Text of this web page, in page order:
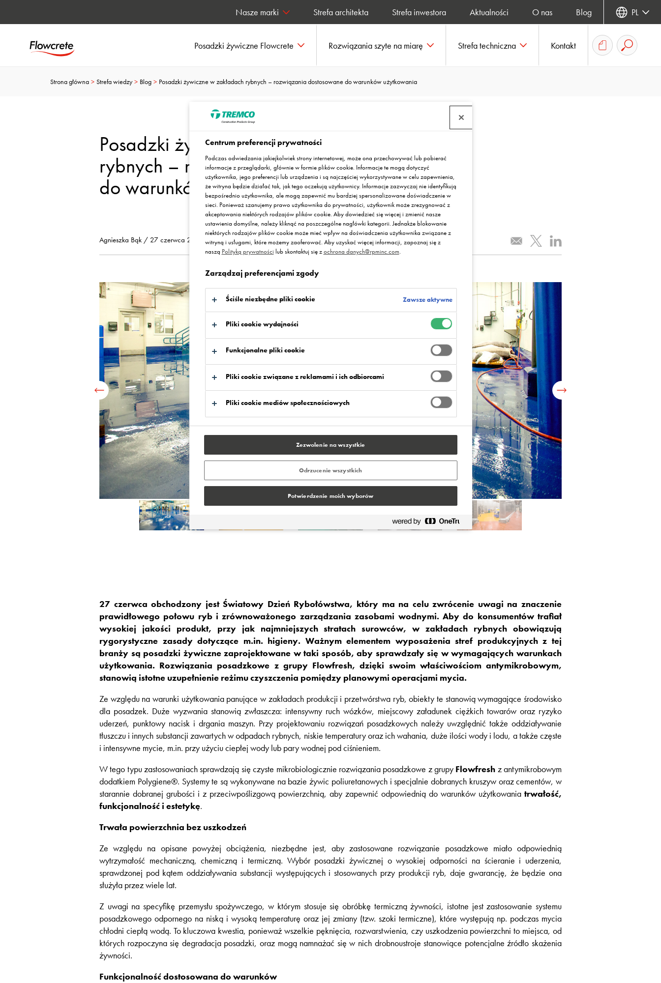
Posadzki żywiczne Flowcrete Rozwiązania szyte na miarę Strefa techniczna Kontakt
Strefa architekta Strefa inwestora Aktualności O nas Blog
Nasze marki PL
Posadzki żywiczne w zakładach
rybnych – rozwiązania dostosowane
do warunków użytkowania
Agnieszka Bąk / 27 czerwca 2025
Strona główna Strefa wiedzy Blog Posadzki żywiczne w zakładach rybnych – rozwiązania dostosowane do warunków użytkowania
27 czerwca obchodzony jest Światowy Dzień Rybołówstwa, który ma na celu zwrócenie uwagi na znaczenie
prawidłowego połowu ryb i zrównoważonego zarządzania zasobami wodnymi. Aby do konsumentów trafiał
wysokiej jakości produkt, przy jak najmniejszych stratach surowców, w zakładach rybnych obowiązują
rygorystyczne zasady dotyczące m.in. higieny. Ważnym elementem wyposażenia stref produkcyjnych z tej
branży są posadzki żywiczne zaprojektowane w taki sposób, aby sprawdzały się w wymagających warunkach
użytkowania. Rozwiązania posadzkowe z grupy Flowfresh, dzięki swoim właściwościom antymikrobowym,
stanowią istotne uzupełnienie reżimu czyszczenia pomiędzy planowymi operacjami mycia.
Ze względu na warunki użytkowania panujące w zakładach produkcji i przetwórstwa ryb, obiekty te stanowią wymagające środowisko
dla posadzek. Duże wyzwania stanowią zwłaszcza: intensywny ruch wózków, miejscowy załadunek ciężkich towarów oraz ryzyko
uderzeń, punktowy nacisk i drgania maszyn. Przy projektowaniu rozwiązań posadzkowych należy uwzględnić także oddziaływanie
tłuszczu i innych substancji zawartych w odpadach rybnych, niskie temperatury oraz ich wahania, duże ilości wody i lodu, a także częste
i intensywne mycie, m.in. przy użyciu ciepłej wody lub pary wodnej pod ciśnieniem.
W tego typu zastosowaniach sprawdzają się czyste mikrobiologicznie rozwiązania posadzkowe z grupy Flowfresh z antymikrobowym
dodatkiem Polygiene®. Systemy te są wykonywane na bazie żywic poliuretanowych i specjalnie dobranych kruszyw oraz cementów, w
starannie dobranej grubości i z przeciwpoślizgową powierzchnią, aby zapewnić odpowiednią do warunków użytkowania trwałość,
funkcjonalność i estetykę.
Trwała powierzchnia bez uszkodzeń
Ze względu na opisane powyżej obciążenia, niezbędne jest, aby zastosowane rozwiązanie posadzkowe miało odpowiednią
wytrzymałość mechaniczną, chemiczną i termiczną. Wybór posadzki żywicznej o wysokiej odporności na ścieranie i uderzenia,
sprawdzonej pod kątem oddziaływania substancji występujących i stosowanych przy produkcji ryb, daje gwarancję, że będzie ona
służyła przez wiele lat.
Z uwagi na specyfikę przemysłu spożywczego, w którym stosuje się obróbkę termiczną żywności, istotne jest zastosowanie systemu
posadzkowego odpornego na niską i wysoką temperaturę oraz jej zmiany (tzw. szoki termiczne), które występują np. podczas mycia
chłodni ciepłą wodą. To kluczowa kwestia, ponieważ wszelkie pęknięcia, rozwarstwienia, czy uszkodzenia powierzchni to miejsca, od
których rozpoczyna się degradacja posadzki, oraz mogą namnażać się w nich drobnoustroje stanowiące potencjalne źródło skażenia
żywności.
Funkcjonalność dostosowana do warunków
Centrum preferencji prywatności
Podczas odwiedzania jakiejkolwiek strony internetowej, może ona przechowywać lub pobierać
informacje z przeglądarki, głównie w formie plików cookie. Informacje te mogą dotyczyć
użytkownika, jego preferencji lub urządzenia i są najczęściej wykorzystywane w celu zapewnienia,
że witryna będzie działać tak, jak tego oczekują użytkownicy. Informacje zazwyczaj nie identyfikują
bezpośrednio użytkownika, ale mogą zapewnić mu bardziej spersonalizowane doświadczenie w
sieci. Ponieważ szanujemy prawo użytkownika do prywatności, użytkownik może zrezygnować z
akceptowania niektórych rodzajów plików cookie. Aby dowiedzieć się więcej i zmienić nasze
ustawienia domyślne, należy kliknąć na poszczególne nagłówki kategorii. Jednakże blokowanie
niektórych rodzajów plików cookie może mieć wpływ na doświadczenia użytkownika związane z
witryną i usługami, które możemy zaoferować. Aby uzyskać więcej informacji, zapoznaj się z
naszą Polityką prywatności lub skontaktuj się zochrona danych@rpminc.com.
Zarządzaj preferencjami zgody
Ściśle niezbędne pliki cookie Zawsze aktywne
Pliki cookie wydajności
Funkcjonalne pliki cookie
Pliki cookie związane z reklamami i ich odbiorcami
Pliki cookie mediów społecznościowych
Zezwolenie na wszystkie
Odrzucenie wszystkich
Potwierdzenie moich wyborów